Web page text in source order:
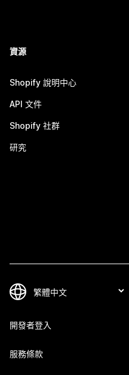
資源
Shopify 說明中心
API 文件
Shopify 社群
研究
開發者登入
服務條款